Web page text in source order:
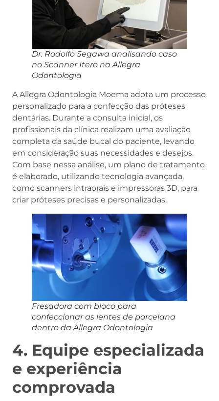
Dr. Rodolfo Segawa analisando caso
no Scanner Itero na Allegra
Odontologia
A Allegra Odontologia Moema adota um processo
personalizado para a confecção das próteses
dentárias. Durante a consulta inicial, os
profissionais da clínica realizam uma avaliação
completa da saúde bucal do paciente, levando
em consideração suas necessidades e desejos.
Com base nessa análise, um plano de tratamento
é elaborado, utilizando tecnologia avançada,
como scanners intraorais e impressoras 3D, para
criar próteses precisas e personalizadas.
Fresadora com bloco para
confeccionar as lentes de porcelana
dentro da Allegra Odontologia
4. Equipe especializada
e experiência
comprovada